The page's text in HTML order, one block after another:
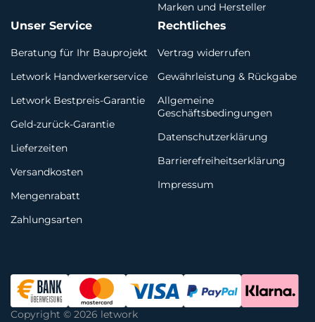
Marken und Hersteller
Unser Service
Beratung für Ihr Bauprojekt
Letwork Handwerkerservice
Letwork Bestpreis-Garantie
Geld-zurück-Garantie
Lieferzeiten
Versandkosten
Mengenrabatt
Zahlungsarten
Rechtliches
Vertrag widerrufen
Gewährleistung & Rückgabe
Allgemeine
Geschäftsbedingungen
Datenschutzerklärung
Barrierefreiheitserklärung
Impressum
Copyright © 2026 letwork